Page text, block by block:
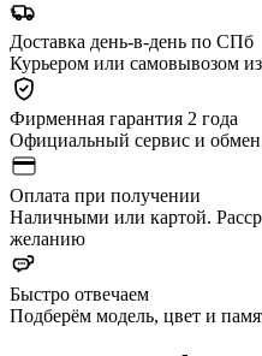
Доставка день-в-день по СПб
Курьером или самовывозом
Фирменная гарантия 2 года
Официальный сервис и
Оплата при получении
Наличными или картой.
желанию
Быстро отвечаем
Подберём модель, цвет и